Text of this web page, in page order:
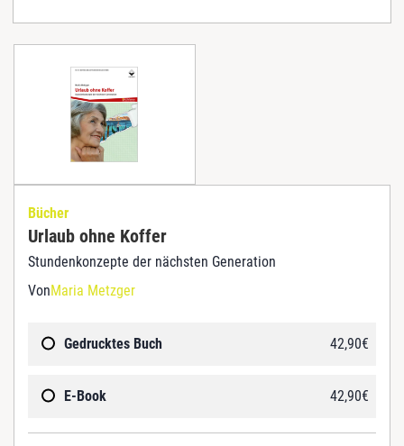
Bücher
Urlaub ohne Koffer
Stundenkonzepte der nächsten Generation
VonMaria Metzger
Gedrucktes Buch 42,90€
E-Book 42,90€